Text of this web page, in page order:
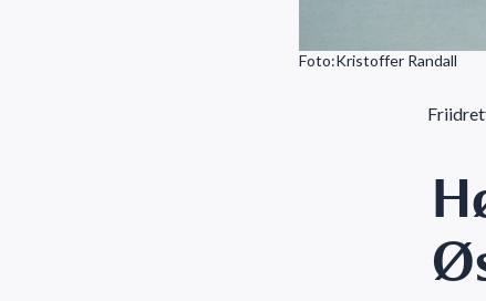
Foto:Kristoffer Randall